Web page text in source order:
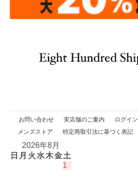
お問い合わせ 実店舗のご案内 ログイン
メンズストア
特定商取引法に基づく表記
2026年8月
日 月 火 水木金土
1